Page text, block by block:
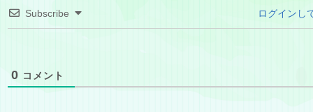
Subscribe ログインし
0 コメント